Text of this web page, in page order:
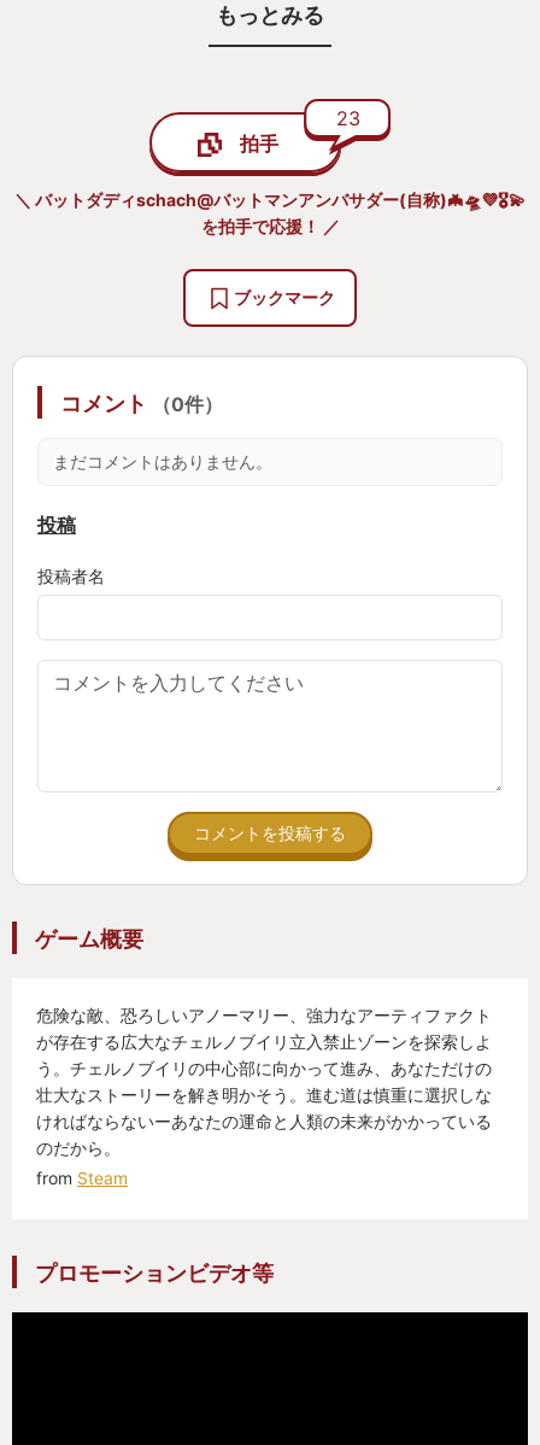
この一言だけでその発売の困難さは理解できるもの
に走り回っていたZONEそのものだった。
今回は撃ったら当たる初期銃、相変わらずきつい重
た罠、謎、前作よりも硬く、強く、いやらしく、よ
ー。それら全てが魅力となって僕をZONEから捉えて
離さない。ボリュームも充実で、現在30時間はプレ
イしたがまだ先は見えない。
発売したばかりなのでアップデートも行われてい
る。確かに難易度はかなり高く、プレイヤーの心を
折るような敵配置もある。しかし、こちらも敵より
と。それがこのゲームの本質だと思う。
分であるが、みなさんも一度、ZONEに足を踏み入れ
現場一点だけ不満があるとするなら、死亡カウント
数の表示は要らない。
もっとみる
拍手
23
＼ バットダディschach@バットマンアンバサダー(自称)🦇🛸💜🎖️💫
を拍手で応援！ ／
ブックマーク
コメント （0件）
まだコメントはありません。
投稿
投稿者名
コメントを投稿する
ゲーム概要
危険な敵、恐ろしいアノーマリー、強力なアーティファクト
が存在する広大なチェルノブイリ立入禁止ゾーンを探索しよ
う。チェルノブイリの中心部に向かって進み、あなただけの
壮大なストーリーを解き明かそう。進む道は慎重に選択しな
ければならないーあなたの運命と人類の未来がかかっている
のだから。
from Steam
プロモーションビデオ等